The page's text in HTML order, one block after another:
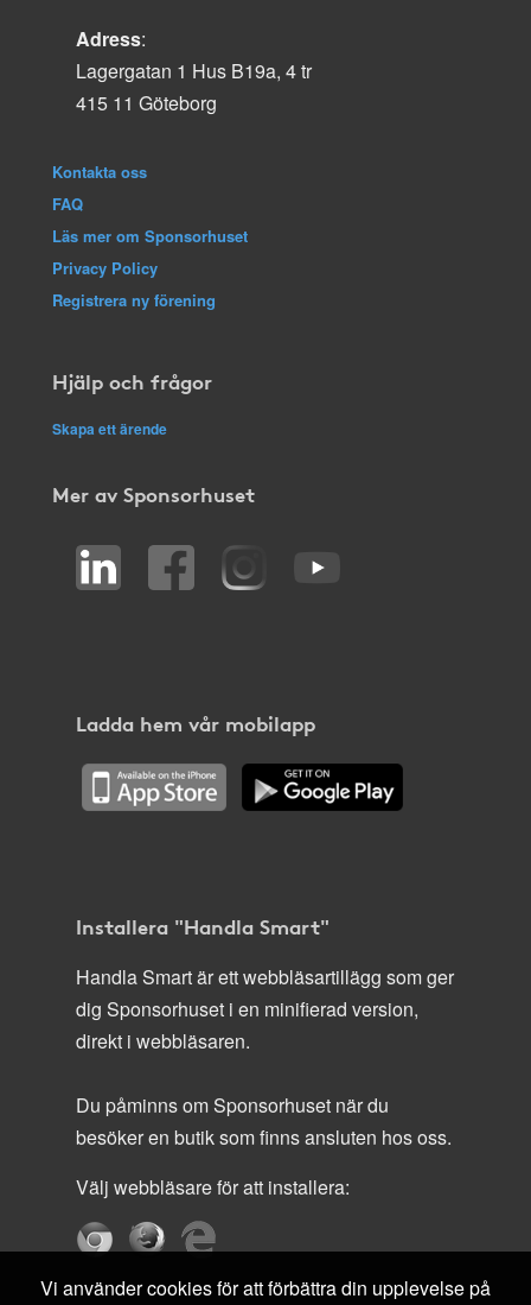
Adress:
Lagergatan 1 Hus B19a, 4 tr
415 11 Göteborg
Kontakta oss
FAQ
Läs mer om Sponsorhuset
Privacy Policy
Registrera ny förening
Hjälp och frågor
Skapa ett ärende
Mer av Sponsorhuset
Ladda hem vår mobilapp
Installera "Handla Smart"
Handla Smart är ett webbläsartillägg som ger
dig Sponsorhuset i en minifierad version,
direkt i webbläsaren.
Du påminns om Sponsorhuset när du
besöker en butik som finns ansluten hos oss.
Välj webbläsare för att installera:
Vi använder cookies för att förbättra din upplevelse på